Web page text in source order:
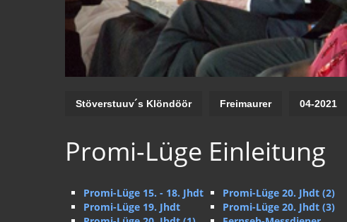
Stöverstuuv´s Klöndöör Freimaurer 04-2021
Promi-Lüge Einleitung
Promi-Lüge 15. - 18. Jhdt
Promi-Lüge 19. Jhdt
Promi-Lüge 20. Jhdt (2)
Promi-Lüge 20. Jhdt (3)